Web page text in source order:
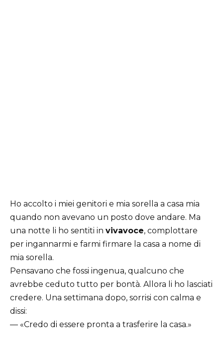
Ho accolto i miei genitori e mia sorella a casa mia
quando non avevano un posto dove andare. Ma
una notte li ho sentiti in vivavoce, complottare
per ingannarmi e farmi firmare la casa a nome di
mia sorella.
Pensavano che fossi ingenua, qualcuno che
avrebbe ceduto tutto per bontà. Allora li ho lasciati
credere. Una settimana dopo, sorrisi con calma e
dissi:
— «Credo di essere pronta a trasferire la casa.»